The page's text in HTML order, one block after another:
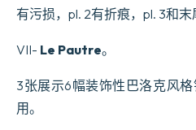
有污损，pl. 2有折痕，pl. 3和末
VII- Le Pautre。
3张展示6幅装饰性巴洛克风
用。